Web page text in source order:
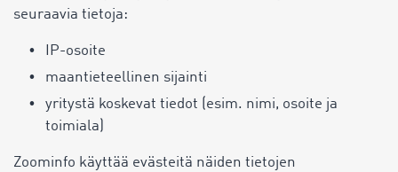
seuraavia tietoja:
IP-osoite
maantieteellinen sijainti
yritystä koskevat tiedot (esim. nimi, osoite ja
toimiala)
Zoominfo käyttää evästeitä näiden tietojen